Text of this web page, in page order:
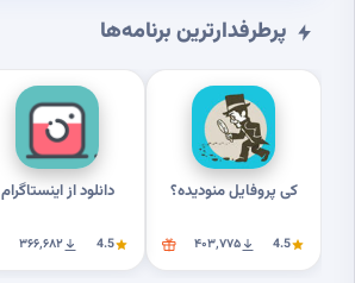
پرطرفدارترین برنامه‌ها
کی پروفایل منودیده؟
4.5 ۴۰۳٬۷۷۵
دانلود از اینستاگرام
4.5 ۳۶۶٬۶۸۲